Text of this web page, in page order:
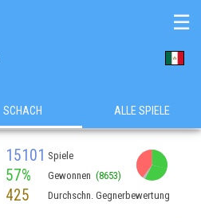
☰
SCHACH ALLE SPIELE
15101 Spiele
57% Gewonnen (8653)
425 Durchschn. Gegnerbewertung